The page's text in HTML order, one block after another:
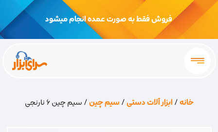
فروش فقط به صورت عمده انجام میشود
خانه/ابزار آلات دستی/سیم چین/ سیم چین 6 نارنجی